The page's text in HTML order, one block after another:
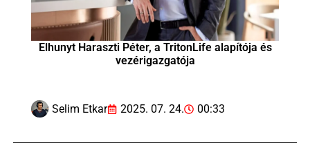
Elhunyt Haraszti Péter, a TritonLife alapítója és
vezérigazgatója
Selim Etkar 2025. 07. 24. 00:33